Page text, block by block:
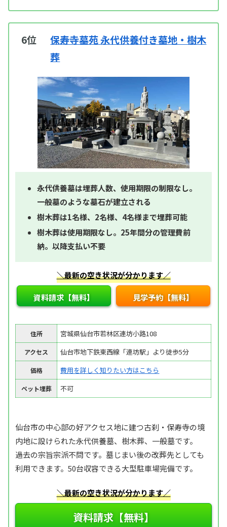
6位
保寿寺墓苑 永代供養付き墓地・樹木
葬
永代供養墓は埋葬人数、使用期限の制限なし。
一般墓のような墓石が建立される
樹木葬は1名様、2名様、4名様まで埋葬可能
樹木葬は使用期限なし。25年間分の管理費前
納。以降支払い不要
＼最新の空き状況が分かります／
資料請求【無料】 見学予約【無料】
住所 宮城県仙台市若林区連坊小路108
アクセス 仙台市地下鉄東西線「連坊駅」より徒歩5分
価格 費用を詳しく知りたい方はこちら
ペット埋葬 不可
仙台市の中心部の好アクセス地に建つ古刹・保寿寺の境
内地に設けられた永代供養墓、樹木葬、一般墓です。
過去の宗旨宗派不問です。墓じまい後の改葬先としても
利用できます。50台収容できる大型駐車場完備です。
＼最新の空き状況が分かります／
資料請求【無料】